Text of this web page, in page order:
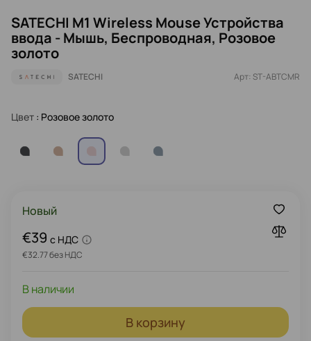
SATECHI M1 Wireless Mouse Устройства
ввода - Мышь, Беспроводная, Розовое
золото
SATECHI Арт: ST-ABTCMR
Цвет : Розовое золото
Новый
€39 c НДС
€32.77 без НДС
В наличии
В корзину